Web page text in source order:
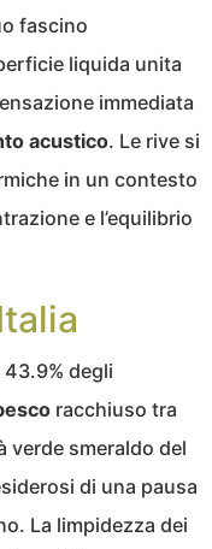
fascino
liquida unita
immediata
acustico. Le rive si
in un contesto
e l’equilibrio
degli
racchiuso tra
verde smeraldo del
di una pausa
La limpidezza dei